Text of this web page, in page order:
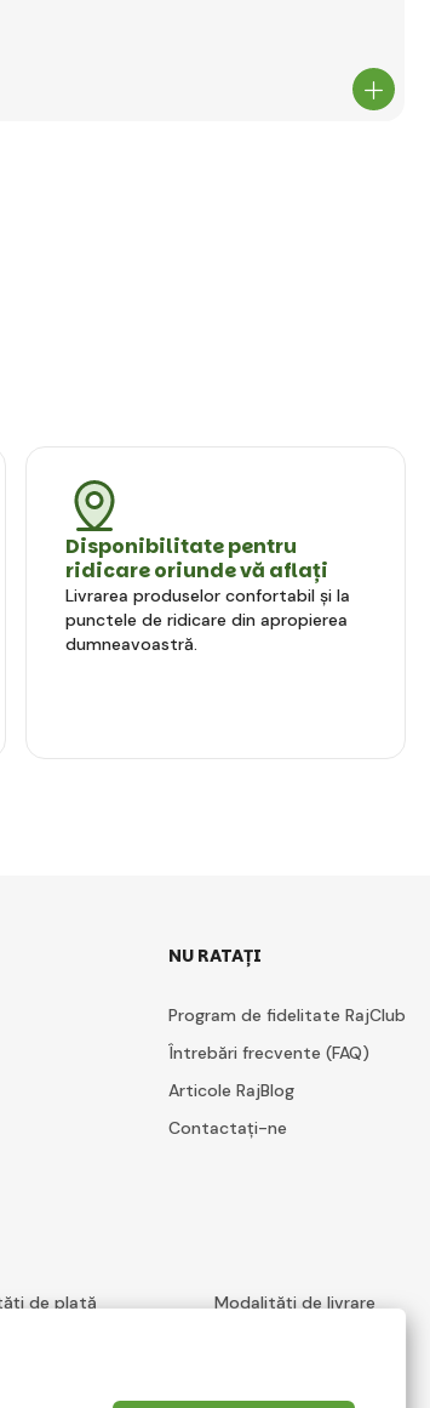
Disponibilitate pentru
ridicare oriunde vă aflați
Livrarea produselor confortabil și la
punctele de ridicare din apropierea
dumneavoastră.
NU RATAȚI
Program de fidelitate RajClub
Întrebări frecvente (FAQ)
Articole RajBlog
Contactați-ne
de plată Modalități de livrare